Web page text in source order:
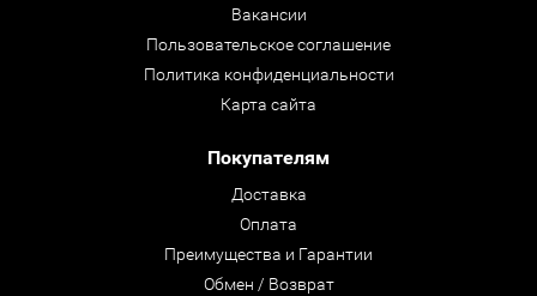
Вакансии
Пользовательское соглашение
Политика конфиденциальности
Карта сайта
Покупателям
Доставка
Оплата
Преимущества и Гарантии
Обмен / Возврат